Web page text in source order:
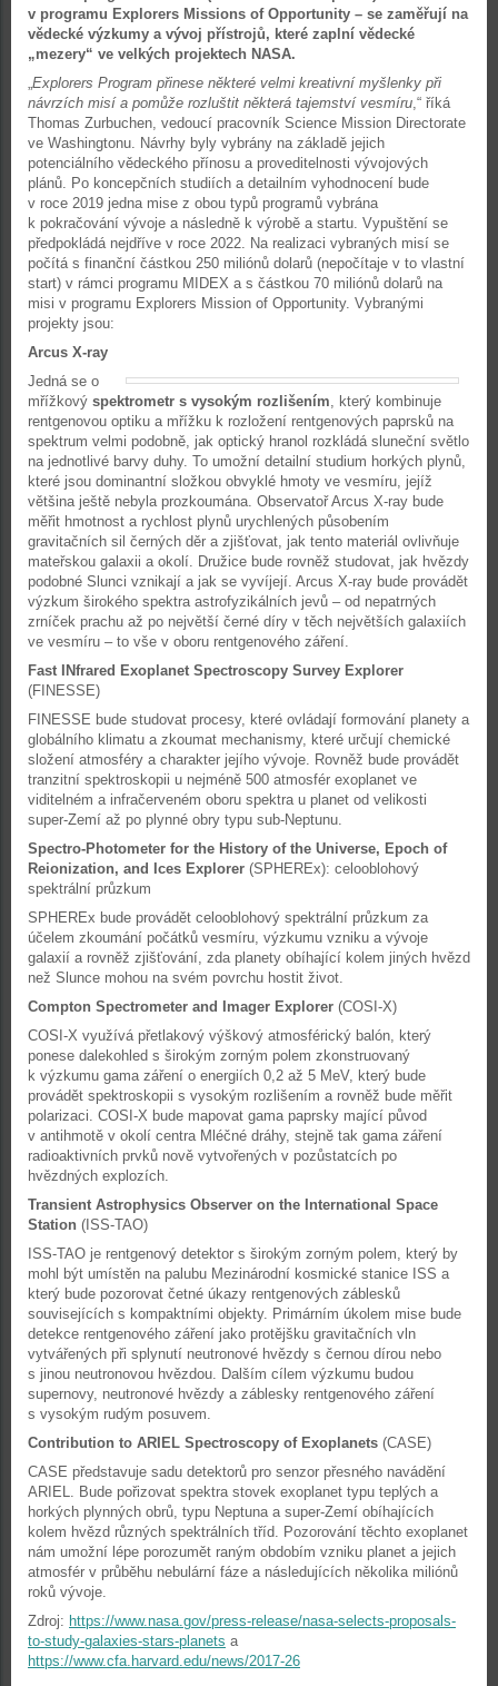
v programu Explorers Missions of Opportunity – se zaměřují na
vědecké výzkumy a vývoj přístrojů, které zaplní vědecké
„mezery“ ve velkých projektech NASA.
„Explorers Program přinese některé velmi kreativní myšlenky při
návrzích misí a pomůže rozluštit některá tajemství vesmíru,“ říká
Thomas Zurbuchen, vedoucí pracovník Science Mission Directorate
ve Washingtonu. Návrhy byly vybrány na základě jejich
potenciálního vědeckého přínosu a proveditelnosti vývojových
plánů. Po koncepčních studiích a detailním vyhodnocení bude
v roce 2019 jedna mise z obou typů programů vybrána
k pokračování vývoje a následně k výrobě a startu. Vypuštění se
předpokládá nejdříve v roce 2022. Na realizaci vybraných misí se
počítá s finanční částkou 250 miliónů dolarů (nepočítaje v to vlastní
start) v rámci programu MIDEX a s částkou 70 miliónů dolarů na
misi v programu Explorers Mission of Opportunity. Vybranými
projekty jsou:
Arcus X-ray
Jedná se o
mřížkový spektrometr s vysokým rozlišením, který kombinuje
rentgenovou optiku a mřížku k rozložení rentgenových paprsků na
spektrum velmi podobně, jak optický hranol rozkládá sluneční světlo
na jednotlivé barvy duhy. To umožní detailní studium horkých plynů,
které jsou dominantní složkou obvyklé hmoty ve vesmíru, jejíž
většina ještě nebyla prozkoumána. Observatoř Arcus X-ray bude
měřit hmotnost a rychlost plynů urychlených působením
gravitačních sil černých děr a zjišťovat, jak tento materiál ovlivňuje
mateřskou galaxii a okolí. Družice bude rovněž studovat, jak hvězdy
podobné Slunci vznikají a jak se vyvíjejí. Arcus X-ray bude provádět
výzkum širokého spektra astrofyzikálních jevů – od nepatrných
zrníček prachu až po největší černé díry v těch největších galaxiích
ve vesmíru – to vše v oboru rentgenového záření.
Fast INfrared Exoplanet Spectroscopy Survey Explorer
(FINESSE)
FINESSE bude studovat procesy, které ovládají formování planety a
globálního klimatu a zkoumat mechanismy, které určují chemické
složení atmosféry a charakter jejího vývoje. Rovněž bude provádět
tranzitní spektroskopii u nejméně 500 atmosfér exoplanet ve
viditelném a infračerveném oboru spektra u planet od velikosti
super-Zemí až po plynné obry typu sub-Neptunu.
Spectro-Photometer for the History of the Universe, Epoch of
Reionization, and Ices Explorer (SPHEREx): celooblohový
spektrální průzkum
SPHEREx bude provádět celooblohový spektrální průzkum za
účelem zkoumání počátků vesmíru, výzkumu vzniku a vývoje
galaxií a rovněž zjišťování, zda planety obíhající kolem jiných hvězd
než Slunce mohou na svém povrchu hostit život.
Compton Spectrometer and Imager Explorer (COSI-X)
COSI-X využívá přetlakový výškový atmosférický balón, který
ponese dalekohled s širokým zorným polem zkonstruovaný
k výzkumu gama záření o energiích 0,2 až 5 MeV, který bude
provádět spektroskopii s vysokým rozlišením a rovněž bude měřit
polarizaci. COSI-X bude mapovat gama paprsky mající původ
v antihmotě v okolí centra Mléčné dráhy, stejně tak gama záření
radioaktivních prvků nově vytvořených v pozůstatcích po
hvězdných explozích.
Transient Astrophysics Observer on the International Space
Station (ISS-TAO)
ISS-TAO je rentgenový detektor s širokým zorným polem, který by
mohl být umístěn na palubu Mezinárodní kosmické stanice ISS a
který bude pozorovat četné úkazy rentgenových záblesků
souvisejících s kompaktními objekty. Primárním úkolem mise bude
detekce rentgenového záření jako protějšku gravitačních vln
vytvářených při splynutí neutronové hvězdy s černou dírou nebo
s jinou neutronovou hvězdou. Dalším cílem výzkumu budou
supernovy, neutronové hvězdy a záblesky rentgenového záření
s vysokým rudým posuvem.
Contribution to ARIEL Spectroscopy of Exoplanets (CASE)
CASE představuje sadu detektorů pro senzor přesného navádění
ARIEL. Bude pořizovat spektra stovek exoplanet typu teplých a
horkých plynných obrů, typu Neptuna a super-Zemí obíhajících
kolem hvězd různých spektrálních tříd. Pozorování těchto exoplanet
nám umožní lépe porozumět raným obdobím vzniku planet a jejich
atmosfér v průběhu nebulární fáze a následujících několika miliónů
roků vývoje.
Zdroj: https://www.nasa.gov/press-release/nasa-selects-proposals-
to-study-galaxies-stars-planets a
https://www.cfa.harvard.edu/news/2017-26